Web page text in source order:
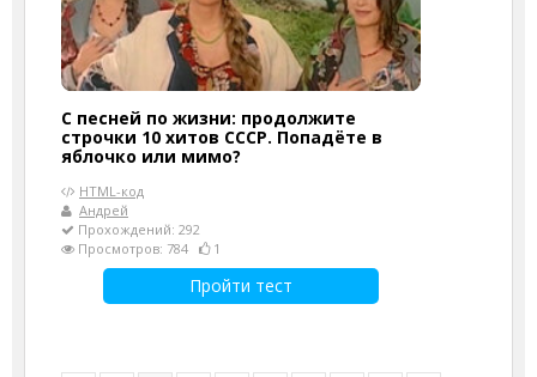
С песней по жизни: продолжите
строчки 10 хитов СССР. Попадёте в
яблочко или мимо?
HTML-код
Андрей
Прохождений: 292
Просмотров: 784
1
Пройти тест